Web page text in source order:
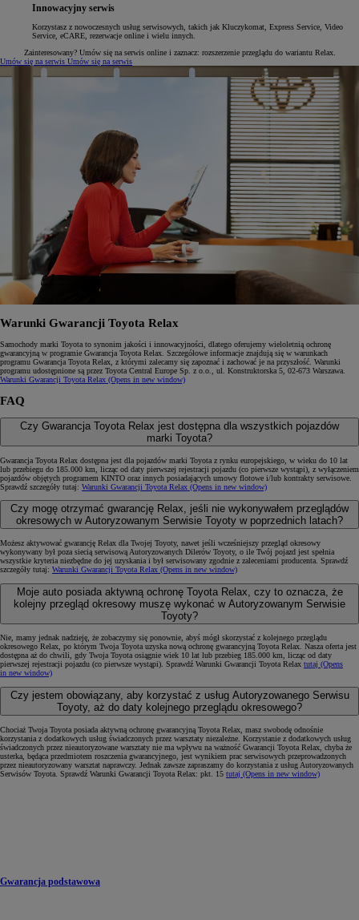
Innowacyjny serwis
Korzystasz z nowoczesnych usług serwisowych, takich jak Kluczykomat, Express Service, Video
Service, eCARE, rezerwacje online i wielu innych.
Zainteresowany? Umów się na serwis online i zaznacz: rozszerzenie przeglądu do wariantu Relax.
Umów się na serwis Umów się na serwis
Warunki Gwarancji Toyota Relax
Samochody marki Toyota to synonim jakości i innowacyjności, dlatego oferujemy wieloletnią ochronę
gwarancyjną w programie Gwarancja Toyota Relax. Szczegółowe informacje znajdują się w warunkach
programu Gwarancja Toyota Relax, z którymi zalecamy się zapoznać i zachować je na przyszłość. Warunki
programu udostępnione są przez Toyota Central Europe Sp. z o.o., ul. Konstruktorska 5, 02‑673 Warszawa.
Warunki Gwarancji Toyota Relax (Opens in new window)
FAQ
Czy Gwarancja Toyota Relax jest dostępna dla wszystkich pojazdów
marki Toyota?
Gwarancja Toyota Relax dostępna jest dla pojazdów marki Toyota z rynku europejskiego, w wieku do 10 lat
lub przebiegu do 185.000 km, licząc od daty pierwszej rejestracji pojazdu (co pierwsze wystąpi), z wyłączeniem
pojazdów objętych programem KINTO oraz innych posiadających umowy flotowe i/lub kontrakty serwisowe.
Sprawdź szczegóły tutaj: Warunki Gwarancji Toyota Relax (Opens in new window)
Czy mogę otrzymać gwarancję Relax, jeśli nie wykonywałem przeglądów
okresowych w Autoryzowanym Serwisie Toyoty w poprzednich latach?
Możesz aktywować gwarancję Relax dla Twojej Toyoty, nawet jeśli wcześniejszy przegląd okresowy
wykonywany był poza siecią serwisową Autoryzowanych Dilerów Toyoty, o ile Twój pojazd jest spełnia
wszystkie kryteria niezbędne do jej uzyskania i był serwisowany zgodnie z zaleceniami producenta. Sprawdź
szczegóły tutaj: Warunki Gwarancji Toyota Relax (Opens in new window)
Moje auto posiada aktywną ochronę Toyota Relax, czy to oznacza, że
kolejny przegląd okresowy muszę wykonać w Autoryzowanym Serwisie
Toyoty?
Nie, mamy jednak nadzieję, że zobaczymy się ponownie, abyś mógł skorzystać z kolejnego przeglądu
okresowego Relax, po którym Twoja Toyota uzyska nową ochronę gwarancyjną Toyota Relax. Nasza oferta jest
dostępna aż do chwili, gdy Twoja Toyota osiągnie wiek 10 lat lub przebieg 185.000 km, licząc od daty
pierwszej rejestracji pojazdu (co pierwsze wystąpi). Sprawdź Warunki Gwarancji Toyota Relax tutaj (Opens
in new window)
Czy jestem obowiązany, aby korzystać z usług Autoryzowanego Serwisu
Toyoty, aż do daty kolejnego przeglądu okresowego?
Chociaż Twoja Toyota posiada aktywną ochronę gwarancyjną Toyota Relax, masz swobodę odnośnie
korzystania z dodatkowych usług świadczonych przez warsztaty niezależne. Korzystanie z dodatkowych usług
świadczonych przez nieautoryzowane warsztaty nie ma wpływu na ważność Gwarancji Toyota Relax, chyba że
usterka, będąca przedmiotem roszczenia gwarancyjnego, jest wynikiem prac serwisowych przeprowadzonych
przez nieautoryzowany warsztat naprawczy. Jednak zawsze zapraszamy do korzystania z usług Autoryzowanych
Serwisów Toyota. Sprawdź Warunki Gwarancji Toyota Relax: pkt. 15 tutaj (Opens in new window)
Gwarancja podstawowa